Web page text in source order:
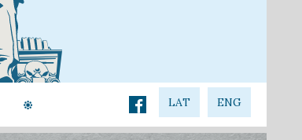
LAT ENG